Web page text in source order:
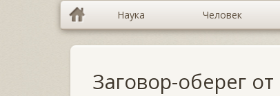
Наука Человек
Заговор-оберег